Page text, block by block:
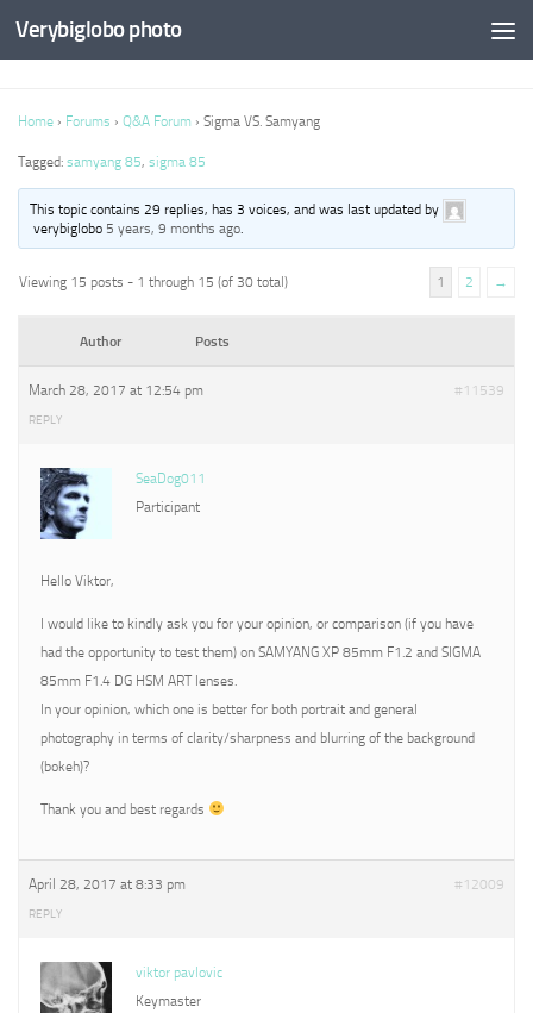
Verybiglobo photo
Home › Forums › Q&A Forum › Sigma VS. Samyang
Tagged: samyang 85, sigma 85
This topic contains 29 replies, has 3 voices, and was last updated by
verybiglobo 5 years, 9 months ago.
Viewing 15 posts - 1 through 15 (of 30 total) 1 2 →
Author Posts
March 28, 2017 at 12:54 pm #11539
REPLY
SeaDog011
Participant
Hello Viktor,
I would like to kindly ask you for your opinion, or comparison (if you have
had the opportunity to test them) on SAMYANG XP 85mm F1.2 and SIGMA
85mm F1.4 DG HSM ART lenses.
In your opinion, which one is better for both portrait and general
photography in terms of clarity/sharpness and blurring of the background
(bokeh)?
Thank you and best regards
April 28, 2017 at 8:33 pm #12009
REPLY
viktor pavlovic
Keymaster